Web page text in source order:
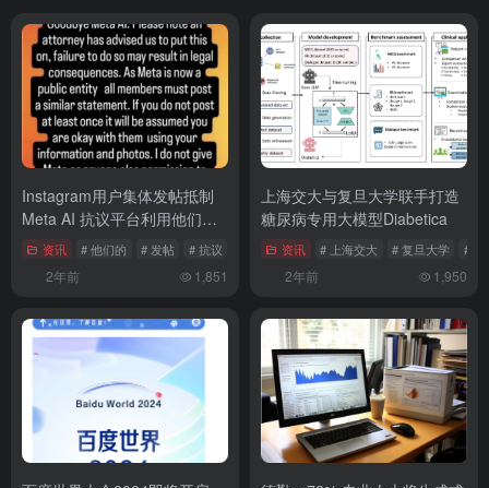
Instagram用户集体发帖抵制
Meta AI 抗议平台利用他们的
数据训练AI
资讯 # 他们的 # 发帖 # 抗议
2年前 1,851
上海交大与复旦大学联手打造
糖尿病专用大模型Diabetica
资讯 # 上海交大 # 复旦大学 # 糖
2年前 1,950